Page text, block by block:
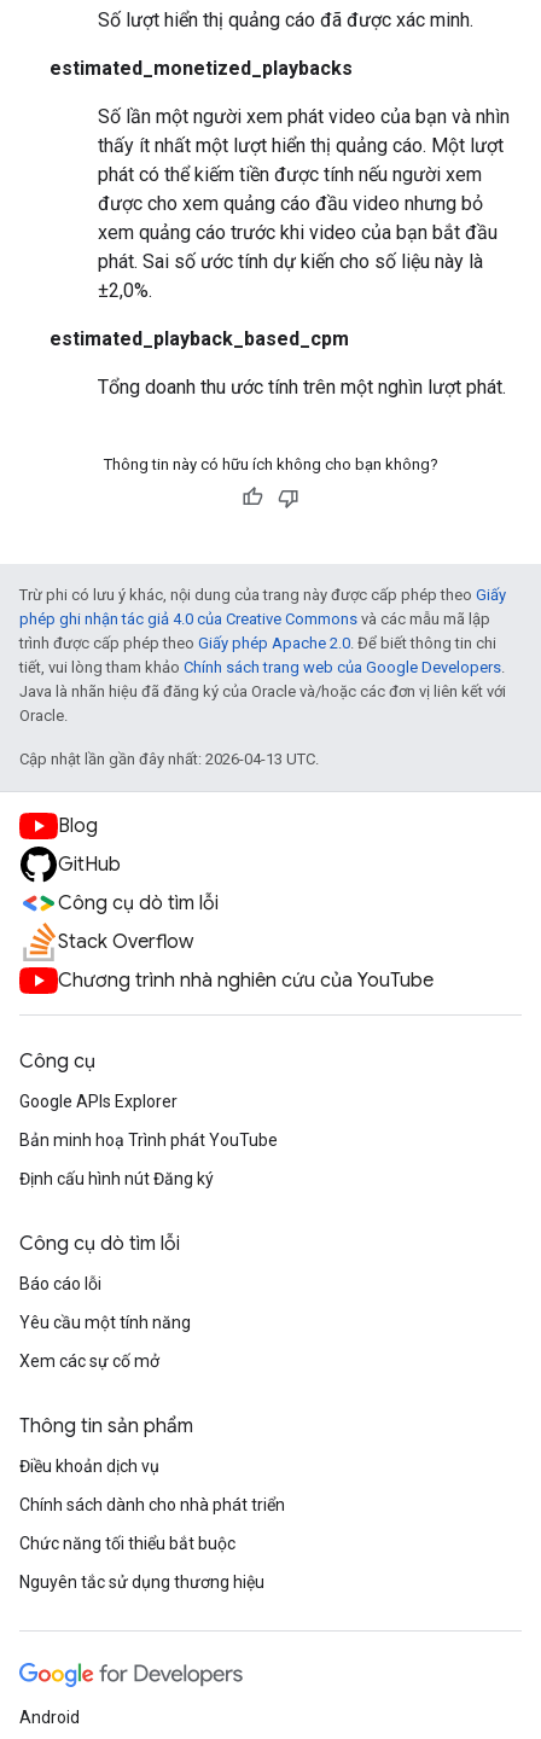
Số lượt hiển thị quảng cáo đã được xác minh.
estimated_monetized_playbacks
Số lần một người xem phát video của bạn và nhìn
thấy ít nhất một lượt hiển thị quảng cáo. Một lượt
phát có thể kiếm tiền được tính nếu người xem
được cho xem quảng cáo đầu video nhưng bỏ
xem quảng cáo trước khi video của bạn bắt đầu
phát. Sai số ước tính dự kiến cho số liệu này là
±2,0%.
estimated_playback_based_cpm
Tổng doanh thu ước tính trên một nghìn lượt phát.
Thông tin này có hữu ích không cho bạn không?
Trừ phi có lưu ý khác, nội dung của trang này được cấp phép theo Giấy
phép ghi nhận tác giả 4.0 của Creative Commons và các mẫu mã lập
trình được cấp phép theo Giấy phép Apache 2.0. Để biết thông tin chi
tiết, vui lòng tham khảo Chính sách trang web của Google Developers.
Java là nhãn hiệu đã đăng ký của Oracle và/hoặc các đơn vị liên kết với
Oracle.
Cập nhật lần gần đây nhất: 2026-04-13 UTC.
Blog
GitHub
Công cụ dò tìm lỗi
Stack Overflow
Chương trình nhà nghiên cứu của YouTube
Công cụ
Google APIs Explorer
Bản minh hoạ Trình phát YouTube
Định cấu hình nút Đăng ký
Công cụ dò tìm lỗi
Báo cáo lỗi
Yêu cầu một tính năng
Xem các sự cố mở
Thông tin sản phẩm
Điều khoản dịch vụ
Chính sách dành cho nhà phát triển
Chức năng tối thiểu bắt buộc
Nguyên tắc sử dụng thương hiệu
Android